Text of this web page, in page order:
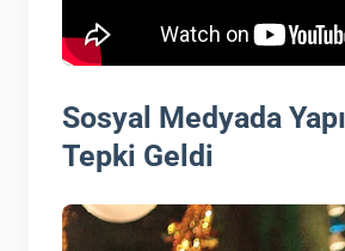
Sosyal Medyada
Tepki Geldi